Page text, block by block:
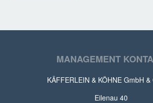
MANAGEMENT
KÄFFERLEIN & KÖHNE GmbH &
Eilenau 40